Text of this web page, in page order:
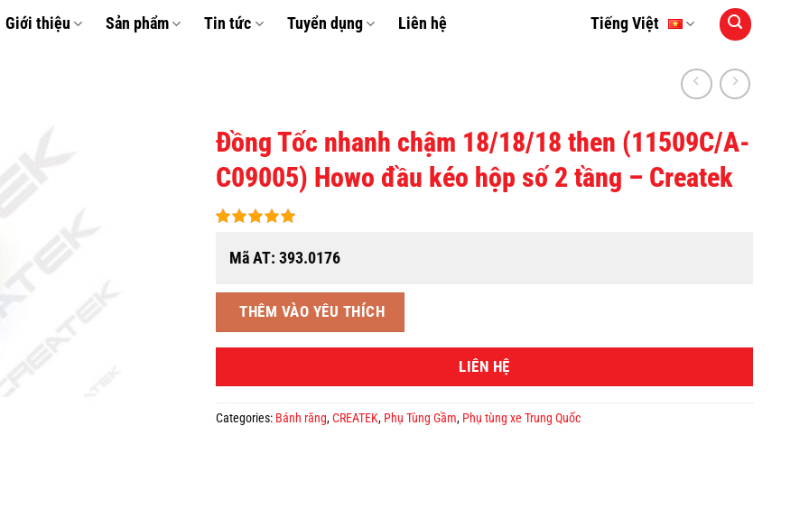
Giới thiệu Sản phẩm Tin tức Tuyển dụng Liên hệ Tiếng Việt
Đồng Tốc nhanh chậm 18/18/18 then (11509C/A-
C09005) Howo đầu kéo hộp số 2 tầng – Createk
Mã AT: 393.0176
THÊM VÀO YÊU THÍCH
LIÊN HỆ
Categories: Bánh răng,CREATEK, Phụ Tùng Gầm, Phụ tùng xe Trung Quốc